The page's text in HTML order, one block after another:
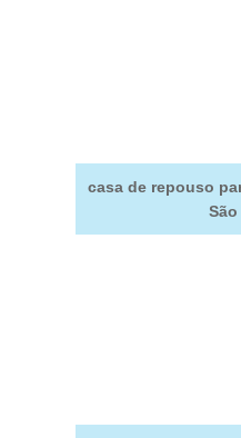
casa de repouso
São